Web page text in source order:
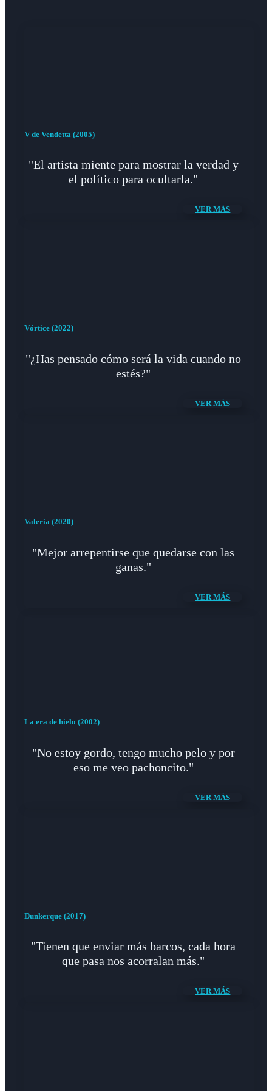
V de Vendetta (2005)
"El artista miente para mostrar la verdad y
el político para ocultarla."
VER MÁS
Vórtice (2022)
"¿Has pensado cómo será la vida cuando no
estés?"
VER MÁS
Valeria (2020)
"Mejor arrepentirse que quedarse con las
ganas."
VER MÁS
La era de hielo (2002)
"No estoy gordo, tengo mucho pelo y por
eso me veo pachoncito."
VER MÁS
Dunkerque (2017)
"Tienen que enviar más barcos, cada hora
que pasa nos acorralan más."
VER MÁS